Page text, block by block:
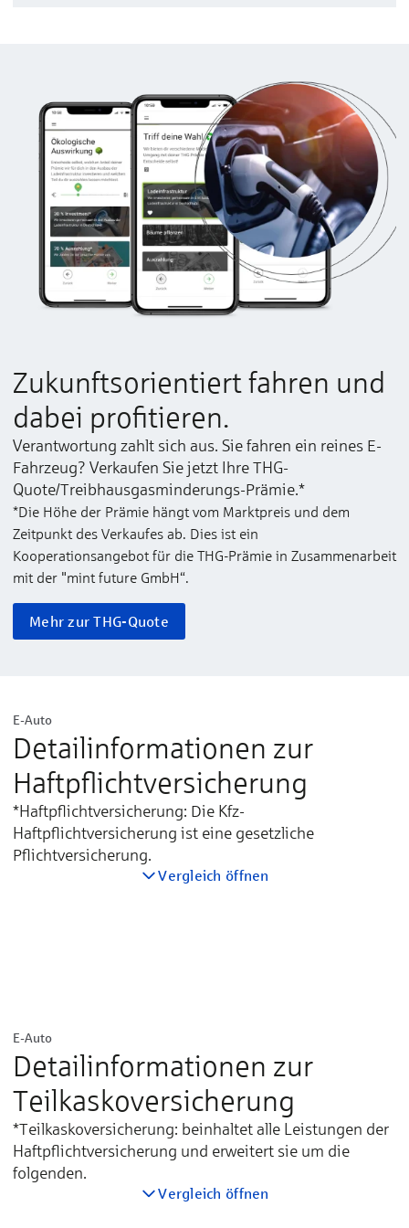
Zukunftsorientiert fahren und
dabei profitieren.
Verantwortung zahlt sich aus. Sie fahren ein reines E-
Fahrzeug? Verkaufen Sie jetzt Ihre THG-
Quote/Treibhausgasminderungs-Prämie.*
*Die Höhe der Prämie hängt vom Marktpreis und dem
Zeitpunkt des Verkaufes ab. Dies ist ein
Kooperationsangebot für die THG-Prämie in Zusammenarbeit
mit der "mint future GmbH“.
Mehr zur THG-Quote
E-Auto
Detailinformationen zur
Haftpflichtversicherung
*Haftpflichtversicherung: Die Kfz-
Haftpflichtversicherung ist eine gesetzliche
Pflichtversicherung.
Vergleich öffnen
Haft­pflicht­versicherung
Ab­wehr un­be­rechtig­ter An­sprüche
Per­sonen­schäden bis
Sach- und Ver­mögens­schäden bis
E-Auto
Detailinformationen zur
Teilkaskoversicherung
*Teilkaskoversicherung: beinhaltet alle Leistungen der
Haftpflichtversicherung und erweitert sie um die
folgenden.
Vergleich öffnen